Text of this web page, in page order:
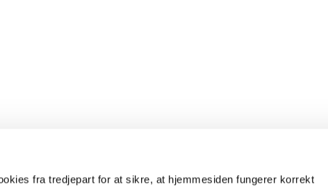
fra tredjepart for at sikre, at hjemmesiden fungerer korrekt